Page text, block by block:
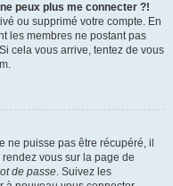
peux plus me connecter ?!
ou supprimé votre compte. En
les membres ne postant pas
cela vous arrive, tentez de vous
ne puisse pas être récupéré, il
vous sur la page de
de passe. Suivez les